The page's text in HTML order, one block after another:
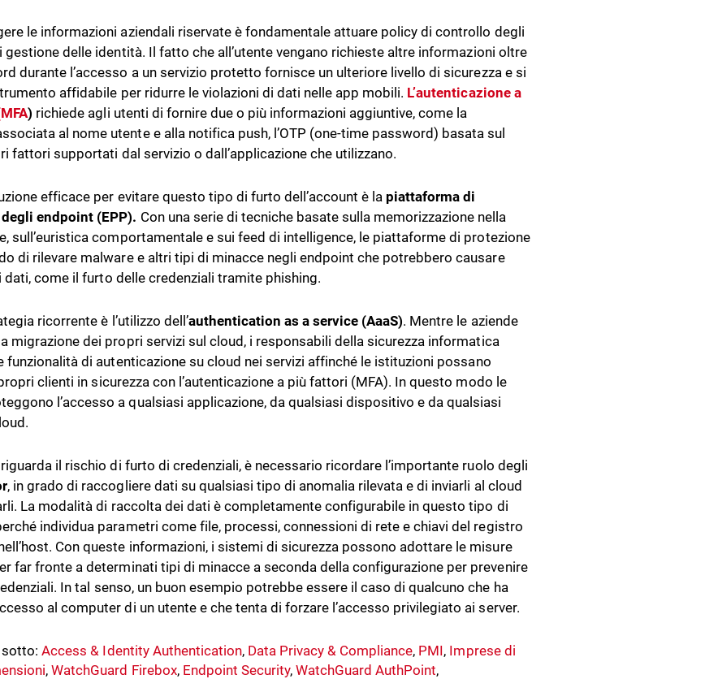
le informazioni aziendali riservate è fondamentale attuare policy di controllo degli
gestione delle identità. Il fatto che all’utente vengano richieste altre informazioni oltre
durante l’accesso a un servizio protetto fornisce un ulteriore livello di sicurezza e si
affidabile per ridurre le violazioni di dati nelle app mobili. L’autenticazione a
) richiede agli utenti di fornire due o più informazioni aggiuntive, come la
al nome utente e alla notifica push, l’OTP (one-time password) basata sul
fattori supportati dal servizio o dall’applicazione che utilizzano.
efficace per evitare questo tipo di furto dell’account è la piattaforma di
endpoint (EPP). Con una serie di tecniche basate sulla memorizzazione nella
sull’euristica comportamentale e sui feed di intelligence, le piattaforme di protezione
di rilevare malware e altri tipi di minacce negli endpoint che potrebbero causare
dati, come il furto delle credenziali tramite phishing.
ricorrente è l’utilizzo dell’authentication as a service (AaaS). Mentre le aziende
migrazione dei propri servizi sul cloud, i responsabili della sicurezza informatica
funzionalità di autenticazione su cloud nei servizi affinché le istituzioni possano
clienti in sicurezza con l’autenticazione a più fattori (MFA). In questo modo le
l’accesso a qualsiasi applicazione, da qualsiasi dispositivo e da qualsiasi
il rischio di furto di credenziali, è necessario ricordare l’importante ruolo degli
, in grado di raccogliere dati su qualsiasi tipo di anomalia rilevata e di inviarli al cloud
La modalità di raccolta dei dati è completamente configurabile in questo tipo di
individua parametri come file, processi, connessioni di rete e chiavi del registro
Con queste informazioni, i sistemi di sicurezza possono adottare le misure
far fronte a determinati tipi di minacce a seconda della configurazione per prevenire
In tal senso, un buon esempio potrebbe essere il caso di qualcuno che ha
al computer di un utente e che tenta di forzare l’accesso privilegiato ai server.
Access & Identity Authentication, Data Privacy & Compliance, PMI, Imprese di
,WatchGuard Firebox, Endpoint Security,WatchGuard AuthPoint,